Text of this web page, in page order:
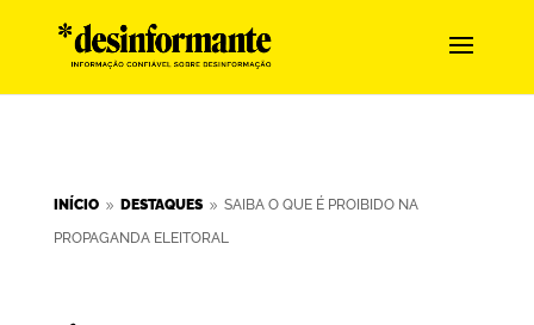
INÍCIO 9 DESTAQUES 9 SAIBA O QUE É PROIBIDO NA
PROPAGANDA ELEITORAL